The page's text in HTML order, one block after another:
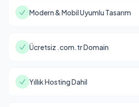
Modern & Mobil Uyumlu Tasarım
Ücretsiz .com.tr Domain
Yıllık Hosting Dahil